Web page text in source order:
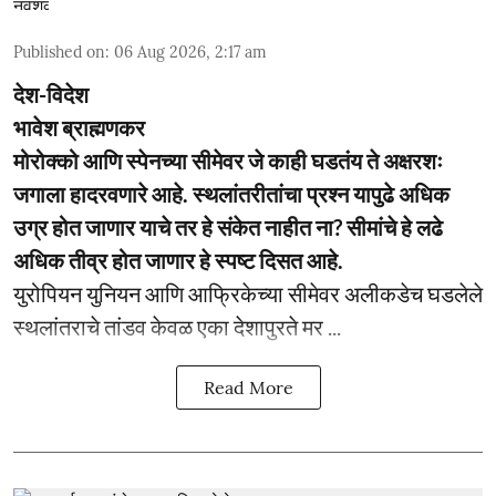
Published on: 06 Aug 2026, 2:17 am
देश-विदेश
भावेश ब्राह्मणकर
मोरोक्को आणि स्पेनच्या सीमेवर जे काही घडतंय ते अक्षरशः
जगाला हादरवणारे आहे. स्थलांतरीतांचा प्रश्न यापुढे अधिक
उग्र होत जाणार याचे तर हे संकेत नाहीत ना? सीमांचे हे लढे
अधिक तीव्र होत जाणार हे स्पष्ट दिसत आहे.
युरोपियन युनियन आणि आफ्रिकेच्या सीमेवर अलीकडेच घडलेले
स्थलांतराचे तांडव केवळ एका देशापुरते मर ...
Read More